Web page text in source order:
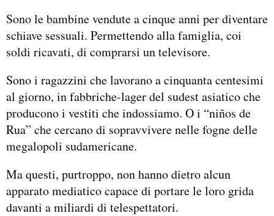
Sono le bambine vendute a cinque anni per diventare
schiave sessuali. Permettendo alla famiglia, coi
soldi ricavati, di comprarsi un televisore.
Sono i ragazzini che lavorano a cinquanta centesimi
al giorno, in fabbriche-lager del sudest asiatico che
producono i vestiti che indossiamo. O i “niños de
Rua” che cercano di sopravvivere nelle fogne delle
megalopoli sudamericane.
Ma questi, purtroppo, non hanno dietro alcun
apparato mediatico capace di portare le loro grida
davanti a miliardi di telespettatori.